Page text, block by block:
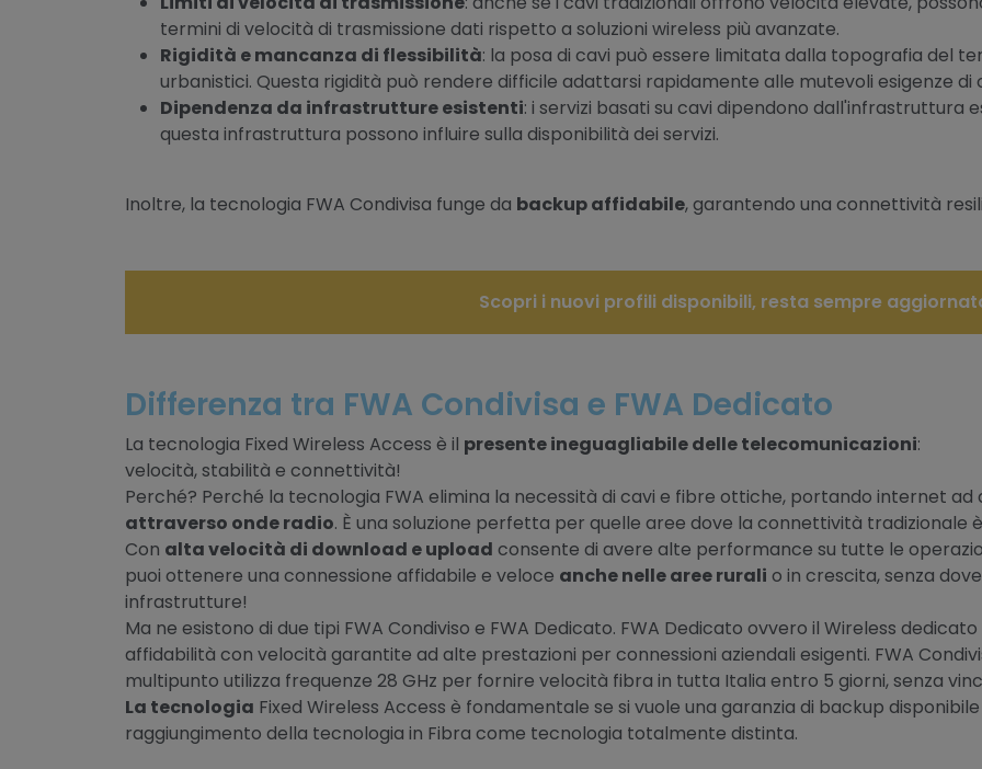
termini di velocità di trasmissione dati rispetto a soluzioni wireless più avanzate.
Rigidità e mancanza di flessibilità: la posa di cavi può essere limitata dalla topografia del
urbanistici. Questa rigidità può rendere difficile adattarsi rapidamente alle mutevoli esigenze di
Dipendenza da infrastrutture esistenti: i servizi basati su cavi dipendono dall'infrastruttura
questa infrastruttura possono influire sulla disponibilità dei servizi.
Inoltre, la tecnologia FWA Condivisa funge da backup affidabile, garantendo una connettività
Scopri i nuovi profili disponibili, resta sempre
Differenza tra FWA Condivisa e FWA Dedicato
La tecnologia Fixed Wireless Access è il presente ineguagliabile delle telecomunicazioni:
velocità, stabilità e connettività!
Perché? Perché la tecnologia FWA elimina la necessità di cavi e fibre ottiche, portando internet ad
attraverso onde radio. È una soluzione perfetta per quelle aree dove la connettività tradizionale
Con alta velocità di download e upload consente di avere alte performance su tutte le
puoi ottenere una connessione affidabile e veloce anche nelle aree rurali o in crescita, senza
infrastrutture!
Ma ne esistono di due tipi FWA Condiviso e FWA Dedicato. FWA Dedicato ovvero il Wireless
affidabilità con velocità garantite ad alte prestazioni per connessioni aziendali esigenti. FWA
multipunto utilizza frequenze 28 GHz per fornire velocità fibra in tutta Italia entro 5 giorni, senza
La tecnologia Fixed Wireless Access è fondamentale se si vuole una garanzia di backup
raggiungimento della tecnologia in Fibra come tecnologia totalmente distinta.